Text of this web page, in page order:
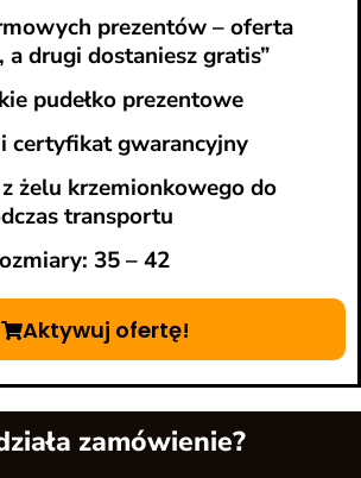
prezentów – oferta
a drugi dostaniesz gratis”
pudełko prezentowe
certyfikat gwarancyjny
żelu krzemionkowego do
transportu
35 – 42
Aktywuj ofertę!
zamówienie?